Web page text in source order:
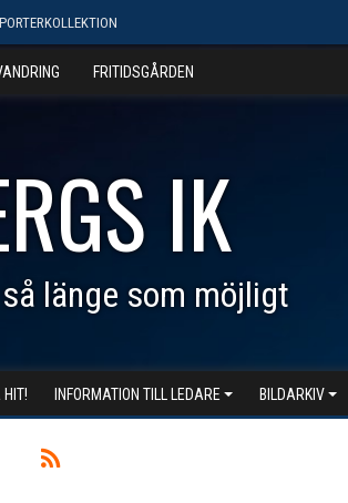
FRITIDSGÅRDEN
IK
länge som möjligt
HIT! INFORMATION TILL LEDARE BILDARKIV